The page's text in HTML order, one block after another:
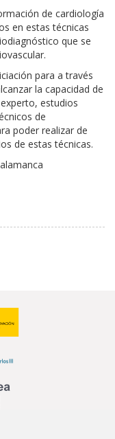
de cardiología
en estas técnicas
que se
para a través
la capacidad de
estudios
de
poder realizar de
de estas técnicas.